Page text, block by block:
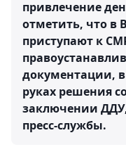
привлечение
отметить, что в
приступают к
документации,
руках решения
заключении
пресс-службы.